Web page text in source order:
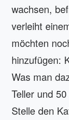
wachsen,
verleiht
möchten
hinzufügen:
Was man
Teller und
Stelle den